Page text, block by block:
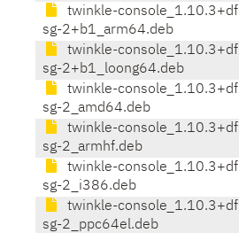
twinkle-console_1.10.3+df
sg-2+b1_arm64.deb
twinkle-console_1.10.3+df
sg-2+b1_loong64.deb
twinkle-console_1.10.3+df
sg-2_amd64.deb
twinkle-console_1.10.3+df
sg-2_armhf.deb
twinkle-console_1.10.3+df
sg-2_i386.deb
twinkle-console_1.10.3+df
sg-2_ppc64el.deb